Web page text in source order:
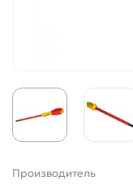
Производитель